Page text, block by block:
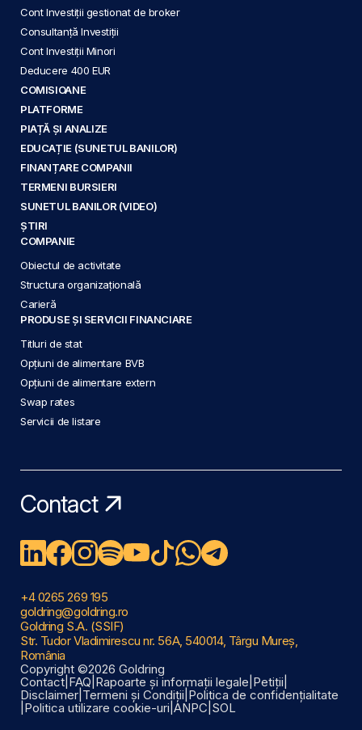
Cont Investiții gestionat de broker
Consultanță Investiții
Cont Investiții Minori
Deducere 400 EUR
COMISIOANE
PLATFORME
PIAȚĂ ȘI ANALIZE
EDUCAȚIE (SUNETUL BANILOR)
FINANȚARE COMPANII
TERMENI BURSIERI
SUNETUL BANILOR (VIDEO)
ȘTIRI
COMPANIE
Obiectul de activitate
Structura organizațională
Carieră
PRODUSE ȘI SERVICII FINANCIARE
Titluri de stat
Opțiuni de alimentare BVB
Opțiuni de alimentare extern
Swap rates
Servicii de listare
Contact
+4 0265 269 195
goldring@goldring.ro
Goldring S.A. (SSIF)
Str. Tudor Vladimirescu nr. 56A, 540014, Târgu Mureș,
România
Copyright ©2026 Goldring
Contact FAQ Rapoarte și informații legale Petiții
Disclaimer Termeni și Condiții Politica de confidențialitate
Politica utilizare cookie-uri ANPC SOL